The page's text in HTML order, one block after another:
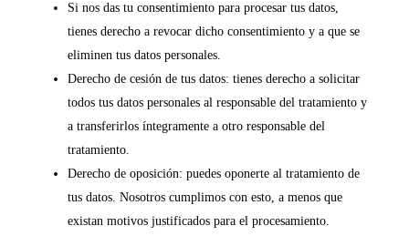
Si nos das tu consentimiento para procesar tus datos,
tienes derecho a revocar dicho consentimiento y a que se
eliminen tus datos personales.
Derecho de cesión de tus datos: tienes derecho a solicitar
todos tus datos personales al responsable del tratamiento y
a transferirlos íntegramente a otro responsable del
tratamiento.
Derecho de oposición: puedes oponerte al tratamiento de
tus datos. Nosotros cumplimos con esto, a menos que
existan motivos justificados para el procesamiento.